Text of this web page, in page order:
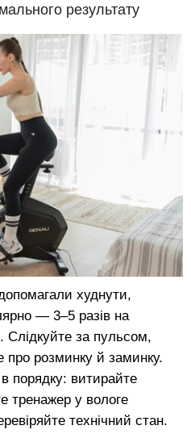
результату
худнути,
— 3–5 разів на
за пульсом,
про розминку й заминку.
порядку: витирайте
тренажер у вологе
технічний стан.